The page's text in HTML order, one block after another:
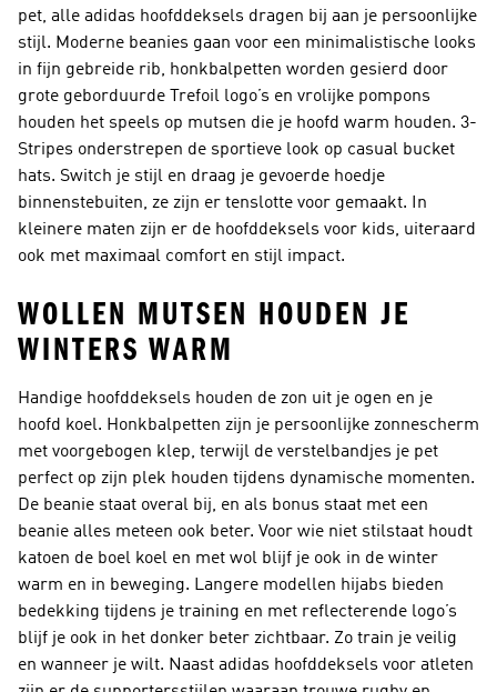
pet, alle adidas hoofddeksels dragen bij aan je persoonlijke
stijl. Moderne beanies gaan voor een minimalistische looks
in fijn gebreide rib, honkbalpetten worden gesierd door
grote geborduurde Trefoil logo’s en vrolijke pompons
houden het speels op mutsen die je hoofd warm houden. 3-
Stripes onderstrepen de sportieve look op casual bucket
hats. Switch je stijl en draag je gevoerde hoedje
binnenstebuiten, ze zijn er tenslotte voor gemaakt. In
kleinere maten zijn er de hoofddeksels voor kids, uiteraard
ook met maximaal comfort en stijl impact.
WOLLEN MUTSEN HOUDEN JE
WINTERS WARM
Handige hoofddeksels houden de zon uit je ogen en je
hoofd koel. Honkbalpetten zijn je persoonlijke zonnescherm
met voorgebogen klep, terwijl de verstelbandjes je pet
perfect op zijn plek houden tijdens dynamische momenten.
De beanie staat overal bij, en als bonus staat met een
beanie alles meteen ook beter. Voor wie niet stilstaat houdt
katoen de boel koel en met wol blijf je ook in de winter
warm en in beweging. Langere modellen hijabs bieden
bedekking tijdens je training en met reflecterende logo’s
blijf je ook in het donker beter zichtbaar. Zo train je veilig
en wanneer je wilt. Naast adidas hoofddeksels voor atleten